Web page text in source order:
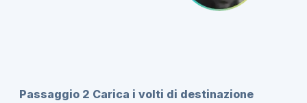
Passaggio 2 Carica i volti di destinazione